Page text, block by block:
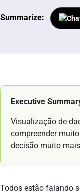
Summarize:
Executive
Visualização de
compreender
decisão muito
Todos estão falando